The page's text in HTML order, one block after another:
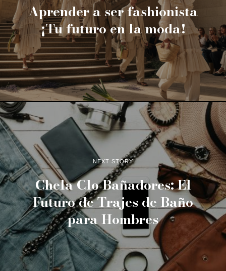
Aprender a ser fashionista
¡Tu futuro en la moda!
NEXT STORY
Chela Clo Bañadores: El
Futuro de Trajes de Baño
para Hombres